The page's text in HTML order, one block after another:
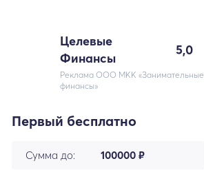
Целевые
Финансы
5,0
Реклама ООО МКК «Занимательные
финансы»
Первый бесплатно
Сумма до: 100000 ₽